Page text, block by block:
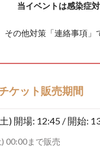
当イベントは感染症
その他対策「連絡事項 」
ケット販売期間
) 開場: 12:45 / 開始:
00:00まで販売